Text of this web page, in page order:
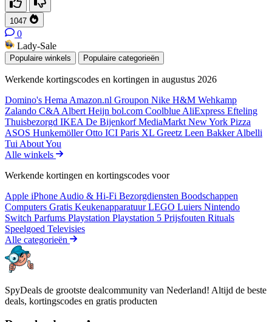
1047
0
Lady-Sale
Populaire winkels Populaire categorieën
Werkende kortingscodes en kortingen in augustus 2026
Domino's Hema Amazon.nl Groupon Nike H&M Wehkamp
Zalando C&A Albert Heijn bol.com Coolblue AliExpress Efteling
Thuisbezorgd IKEA De BijenkorfMediaMarkt New York Pizza
ASOS HunkemöllerOtto ICI Paris XL Greetz Leen BakkerAlbelli
Tui About You
Alle winkels
Werkende kortingen en kortingscodes voor
Apple iPhone Audio & Hi-Fi Bezorgdiensten Boodschappen
Computers Gratis KeukenapparatuurLEGO Luiers Nintendo
Switch Parfums Playstation Playstation 5 Prijsfouten Rituals
Speelgoed Televisies
Alle categorieën
SpyDeals de grootste dealcommunity van Nederland! Altijd de beste
deals, kortingscodes en gratis producten